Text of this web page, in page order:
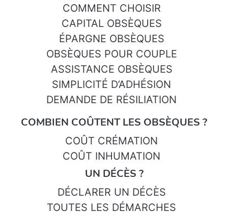
COMMENT CHOISIR
CAPITAL OBSÈQUES
ÉPARGNE OBSÈQUES
OBSÈQUES POUR COUPLE
ASSISTANCE OBSÈQUES
SIMPLICITÉ D’ADHÉSION
DEMANDE DE RÉSILIATION
COMBIEN COÛTENT LES OBSÈQUES ?
COÛT CRÉMATION
COÛT INHUMATION
UN DÉCÈS ?
DÉCLARER UN DÉCÈS
TOUTES LES DÉMARCHES